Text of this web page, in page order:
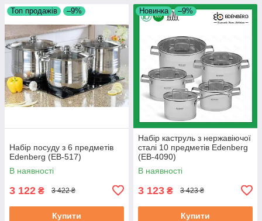
Топ продажів –9%
Набір посуду з 6 предметів
Edenberg (EB-517)
В наявності
3 122 ₴ 3 422 ₴
Купити
Новинка –9%
Набір каструль з нержавіючої
сталі 10 предметів Edenberg
(EB-4090)
В наявності
3 123 ₴ 3 423 ₴
Купити